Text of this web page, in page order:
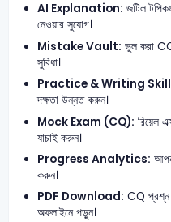
AI Explanation: জটিল
নেওয়ার সুযোগ।
Mistake Vault: ভুল করা
সুবিধা।
Practice & Writing
দক্ষতা উন্নত করুন।
Mock Exam (CQ): রিয়েল
যাচাই করুন।
Progress Analytics:
করুন।
PDF Download: CQ
অফলাইনে পড়ুন।